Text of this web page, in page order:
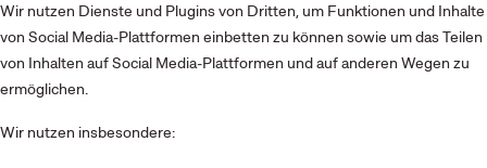
Wir nutzen Dienste und Plugins von Dritten, um Funktionen und Inhalte
von Social Media-Plattformen einbetten zu können sowie um das Teilen
von Inhalten auf Social Media-Plattformen und auf anderen Wegen zu
ermöglichen.
Wir nutzen insbesondere: